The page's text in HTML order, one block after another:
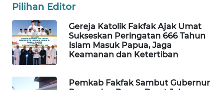
Pilihan Editor
Gereja Katolik Fakfak Ajak Umat
Sukseskan Peringatan 666 Tahun
Islam Masuk Papua, Jaga
Keamanan dan Ketertiban
Pemkab Fakfak Sambut Gubernur
WAHANA
HEALTH
WAHANA
DESA